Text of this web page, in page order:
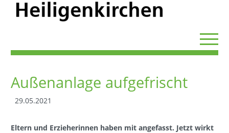
Außenanlage aufgefrischt
29.05.2021
Eltern und Erzieherinnen haben mit angefasst. Jetzt wirkt